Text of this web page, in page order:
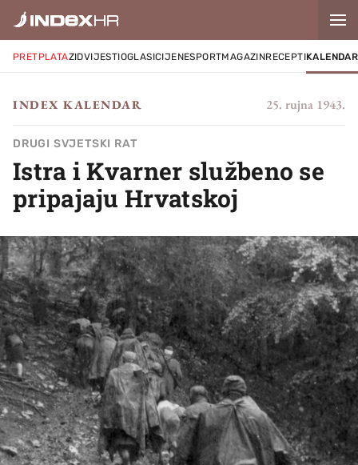
PRETPLATAZIDVIJESTIOGLASICIJENESPORTMAGAZINRECEPTIKALENDAR
INDEX KALENDAR 25. rujna 1943.
DRUGI SVJETSKI RAT
Istra i Kvarner službeno se
pripajaju Hrvatskoj